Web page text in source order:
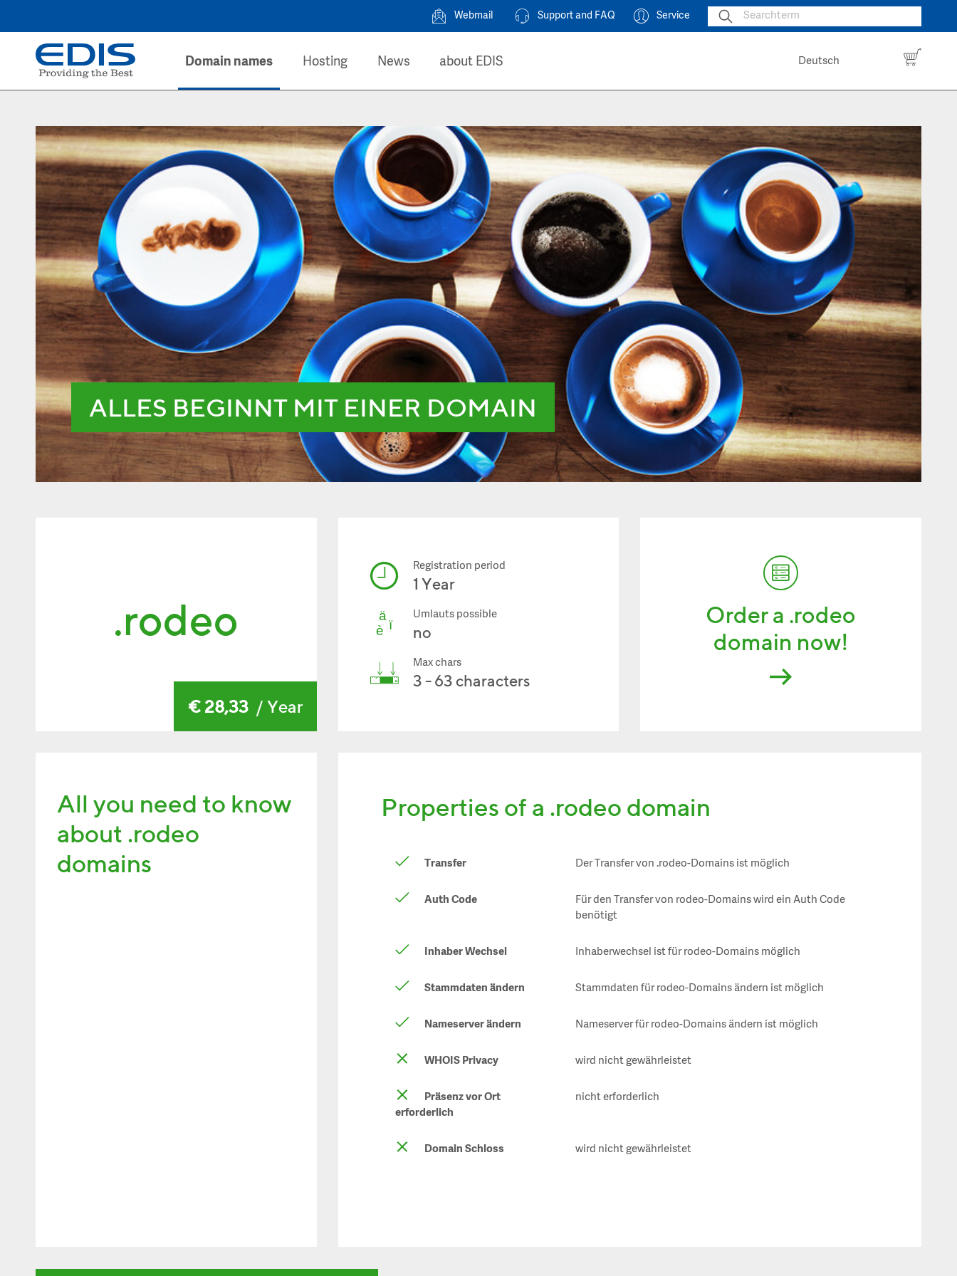
Webmail Support and FAQ Service
Domain names Hosting News about EDIS Deutsch
ALLES BEGINNT MIT EINER DOMAIN
.rodeo
€ 28,33/ Year
Registration period
1 Year
Umlauts possible
no
Max chars
3 - 63 characters
Order a .rodeo
domain now!
All you need to know
about .rodeo
domains
Properties of a .rodeo domain
Transfer Der Transfer von .rodeo-Domains ist möglich
Auth Code
Für den Transfer von rodeo-Domains wird ein Auth Code
benötigt
Inhaber Wechsel Inhaberwechsel ist für rodeo-Domains möglich
Stammdaten ändern Stammdaten für rodeo-Domains ändern ist möglich
Nameserver ändern Nameserver für rodeo-Domains ändern ist möglich
WHOIS Privacy wird nicht gewährleistet
Präsenz vor Ort
erforderlich
nicht erforderlich
Domain Schloss wird nicht gewährleistet